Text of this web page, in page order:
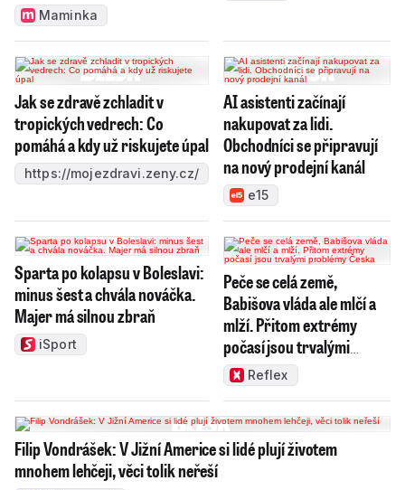
Maminka
Jak se zdravě zchladit v
tropických vedrech: Co
pomáhá a kdy už riskujete úpal
https://mojezdravi.zeny.cz/
AI asistenti začínají
nakupovat za lidi.
Obchodníci se připravují
na nový prodejní kanál
e15
Sparta po kolapsu v Boleslavi:
minus šest a chvála nováčka.
Majer má silnou zbraň
iSport
Peče se celá země,
Babišova vláda ale mlčí a
mlží. Přitom extrémy
počasí jsou trvalými
problémy Česka
Reflex
Filip Vondrášek: V Jižní Americe si lidé plují životem
mnohem lehčeji, věci tolik neřeší